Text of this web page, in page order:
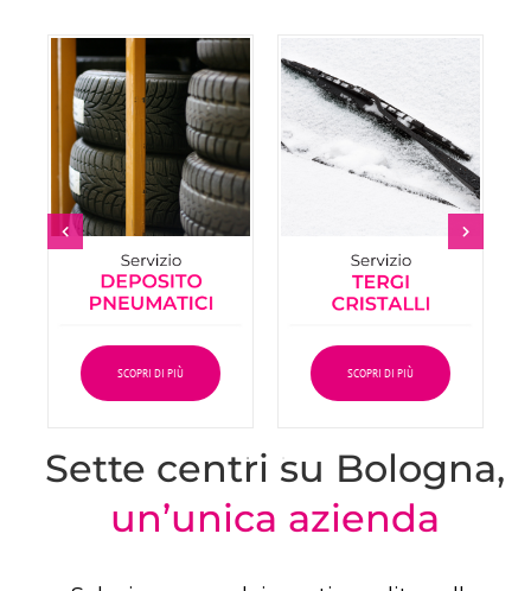
SCOPRI DI PIÙ SCOPRI DI PIÙ
Sette centri su Bologna,
un’unica azienda